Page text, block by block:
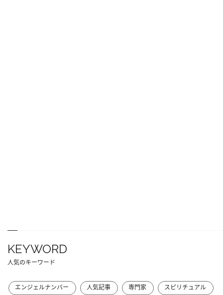
KEYWORD
人気のキーワード
エンジェルナンバー 人気記事 専門家
スピリチュアル